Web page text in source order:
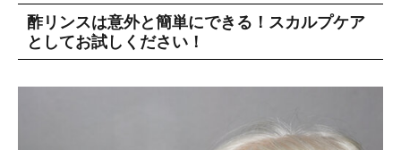
酢リンスは意外と簡単にできる！スカルプケア
としてお試しください！